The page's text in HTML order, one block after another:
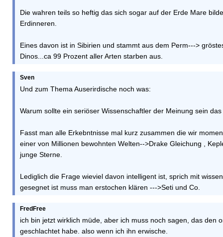
Die wahren teils so heftig das sich sogar auf der Erde Mare
Erdinneren.
Eines davon ist in Sibirien und stammt aus dem Perm--->
Dinos...ca 99 Prozent aller Arten starben aus.
Sven
Und zum Thema Auserirdische noch was:
Warum sollte ein seriöser Wissenschaftler der Meinung sein
Fasst man alle Erkebntnisse mal kurz zusammen die wir
einer von Millionen bewohnten Welten-->Drake Gleichung ,
junge Sterne.
Lediglich die Frage wieviel davon intelligent ist, sprich mit
gesegnet ist muss man erstochen klären --->Seti und Co.
FredFree
ich bin jetzt wirklich müde, aber ich muss noch sagen, das den
geschlachtet habe. also wenn ich ihn erwische.